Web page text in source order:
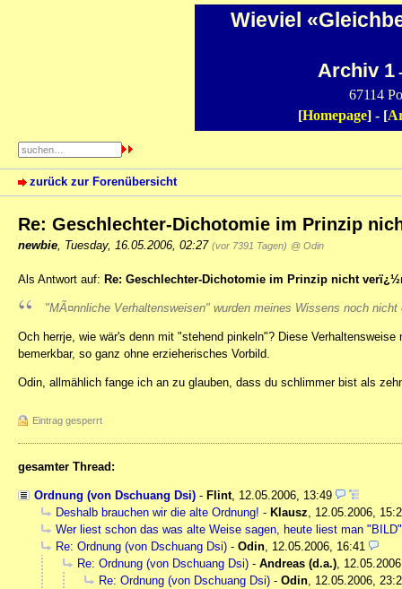
Wieviel
Archiv 1
67114
[Homepage] - [
zurück zur Forenübersicht
Re: Geschlechter-Dichotomie im Prinzip
newbie Tuesday, 16.05.2006, 02:27 (vor 7391 Tagen) @ Odin
Als Antwort auf: Re: Geschlechter-Dichotomie im Prinzip nicht
"MÃ¤nnliche Verhaltensweisen" wurden meines Wissens noch nicht
Och herrje, wie wär's denn mit "stehend pinkeln"? Diese
bemerkbar, so ganz ohne erzieherisches Vorbild.
Odin, allmählich fange ich an zu glauben, dass du schlimmer bist als
Eintrag gesperrt
gesamter Thread:
Ordnung (von Dschuang Dsi) - Flint, 12.05.2006, 13:49
Deshalb brauchen wir die alte Ordnung! - Klausz, 12.05.2006,
Wer liest schon das was alte Weise sagen, heute liest man
Re: Ordnung (von Dschuang Dsi) - Odin, 12.05.2006, 16:41
Re: Ordnung (von Dschuang Dsi) - Andreas (d.a.),
Re: Ordnung (von Dschuang Dsi) - Odin, 12.05.2006,